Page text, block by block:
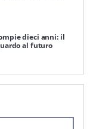
dieci anni: il
al futuro